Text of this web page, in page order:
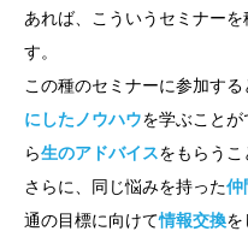
あれば、こういうセミナー
す。
この種のセミナーに参加す
にしたノウハウを学ぶこと
ら生のアドバイスをもらうこ
さらに、同じ悩みを持った仲
通の目標に向けて情報交換を